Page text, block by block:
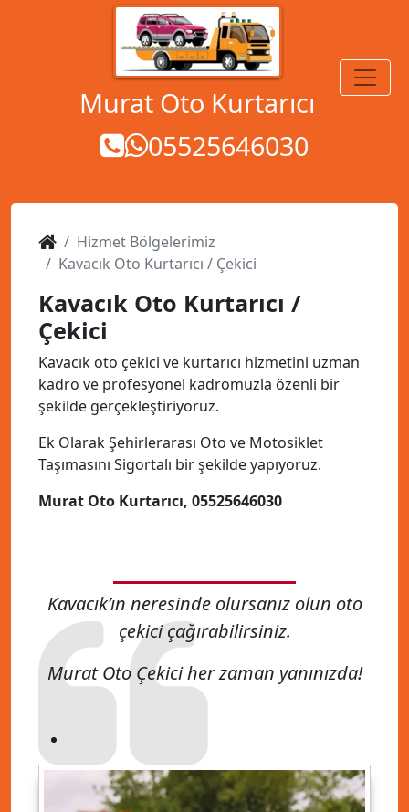
Murat Oto Kurtarıcı
05525646030
MENÜ
Hizmet Bölgelerimiz
Kavacık Oto Kurtarıcı / Çekici
Kavacık Oto Kurtarıcı /
Çekici
Kavacık oto çekici ve kurtarıcı hizmetini uzman
kadro ve profesyonel kadromuzla özenli bir
şekilde gerçekleştiriyoruz.
Ek Olarak Şehirlerarası Oto ve Motosiklet
Taşımasını Sigortalı bir şekilde yapıyoruz.
Murat Oto Kurtarıcı, 05525646030
Kavacık’ın neresinde olursanız olun oto
çekici çağırabilirsiniz.
Murat Oto Çekici her zaman yanınızda!